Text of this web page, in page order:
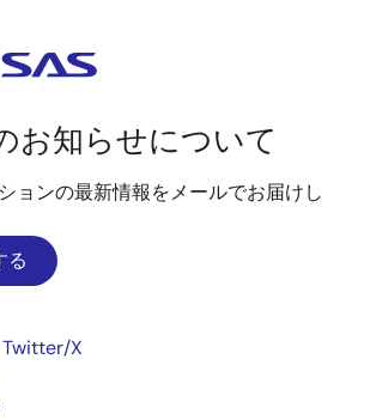
お知らせについて
ョンの最新情報をメールでお届けし
る
Twitter/X